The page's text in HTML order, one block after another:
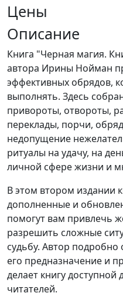
Цены
Описание
Книга "Черная магия.
автора Ирины Нойман
эффективных обрядов,
выполнять. Здесь
привороты, отвороты,
переклады, порчи,
недопущение
ритуалы на удачу, на
личной сфере жизни и
В этом втором издании
дополненные и
помогут вам привлечь
разрешить сложные
судьбу. Автор
его предназначение и
делает книгу доступной
читателей.